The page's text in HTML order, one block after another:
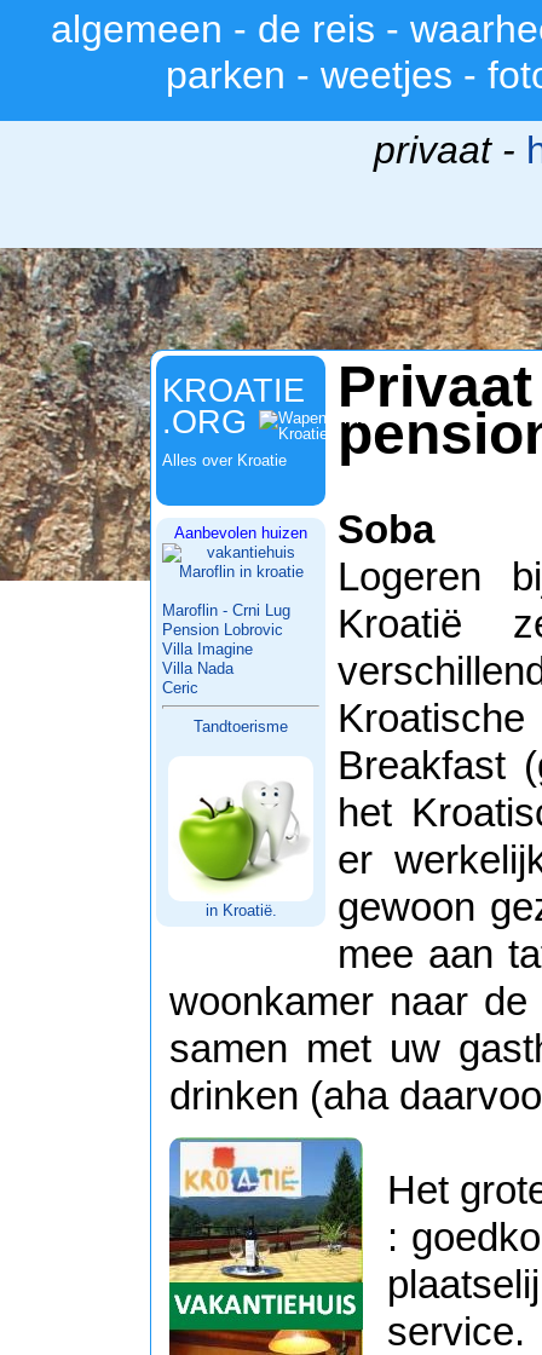
algemeen - de reis -
parken - weetjes -
privaat -
KROATIE
.ORG
Alles over Kroatie
Aanbevolen huizen
Maroflin - Crni Lug
Pension Lobrovic
Villa Imagine
Villa Nada
Ceric
Tandtoerisme
in Kroatië.
Soba
Logeren
Kroatië
Breakfast
het
er
gewoon
mee aan
woonkamer naar
samen met uw
drinken (aha
Het
:
service.